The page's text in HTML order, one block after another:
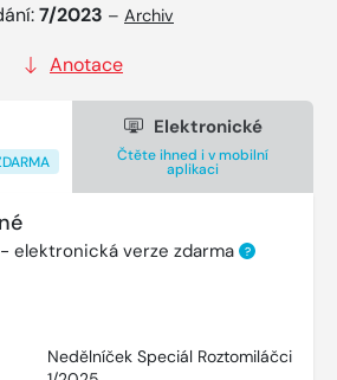
7/2023 – Archiv
Anotace
Elektronické
Čtěte ihned i v mobilní
aplikaci
elektronická verze zdarma ?
Nedělníček Speciál Roztomiláčci